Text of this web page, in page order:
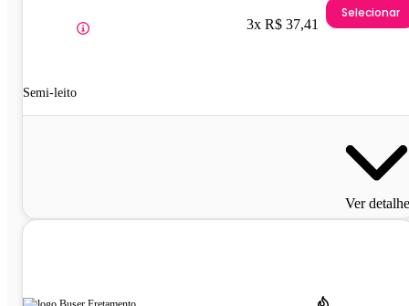
Semi-leito
3x R$ 37,41
Selecionar
Ver